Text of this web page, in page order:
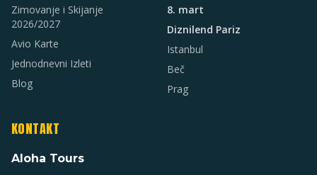
Zimovanje i Skijanje
2026/2027
Avio Karte
Jednodnevni Izleti
Blog
8. mart
Diznilend Pariz
Istanbul
Beč
Prag
KONTAKT
Aloha Tours